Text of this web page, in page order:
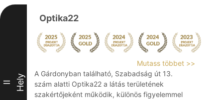
II Hely
Optika22
Mutass többet >>
A Gárdonyban található, Szabadság út 13.
szám alatti Optika22 a látás területének
szakértőjeként működik, különös figyelemmel